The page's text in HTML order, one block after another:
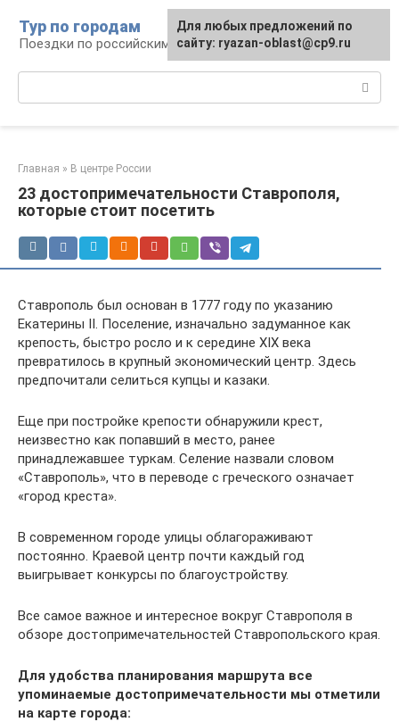
контенту
Тур по городам
Поездки по российским городам
Главная » В центре России
23 достопримечательности Ставрополя,
которые стоит посетить
Ставрополь был основан в 1777 году по указанию
Екатерины II. Поселение, изначально задуманное как
крепость, быстро росло и к середине XIX века
превратилось в крупный экономический центр. Здесь
предпочитали селиться купцы и казаки.
Еще при постройке крепости обнаружили крест,
неизвестно как попавший в место, ранее
принадлежавшее туркам. Селение назвали словом
«Ставрополь», что в переводе с греческого означает
«город креста».
В современном городе улицы облагораживают
постоянно. Краевой центр почти каждый год
выигрывает конкурсы по благоустройству.
Все самое важное и интересное вокруг Ставрополя в
обзоре достопримечательностей Ставропольского края.
Для удобства планирования маршрута все
упоминаемые достопримечательности мы отметили
на карте города:
Для любых предложений по
сайту: ryazan-oblast@cp9.ru